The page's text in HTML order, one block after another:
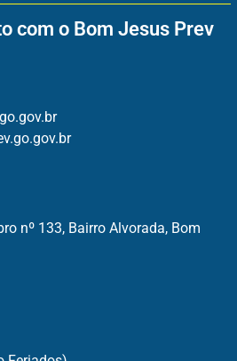
com o Bom Jesus Prev
nº 133, Bairro Alvorada, Bom